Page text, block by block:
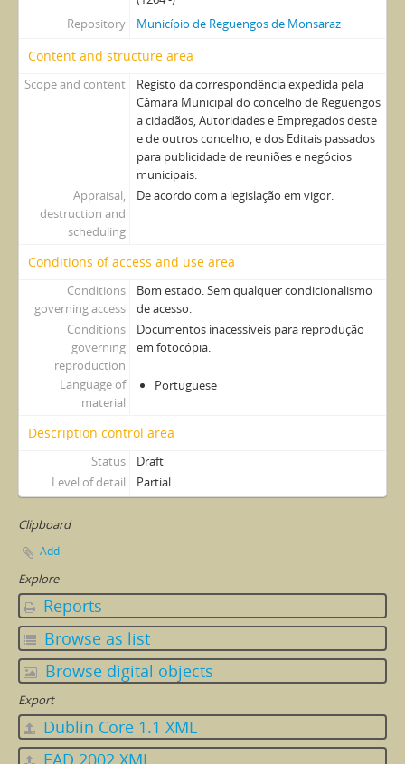
Repository
Município de Reguengos de Monsaraz
Content and structure area
Scope and content
Registo da correspondência expedida pela
Câmara Municipal do concelho de Reguengos
a cidadãos, Autoridades e Empregados deste
e de outros concelho, e dos Editais passados
para publicidade de reuniões e negócios
municipais.
Appraisal,
destruction and
scheduling
De acordo com a legislação em vigor.
Conditions of access and use area
Conditions
governing access
Bom estado. Sem qualquer condicionalismo
de acesso.
Conditions
governing
reproduction
Documentos inacessíveis para reprodução
em fotocópia.
Language of
material
Portuguese
Description control area
Status
Draft
Level of detail
Partial
Clipboard
Add
Explore
Reports
Browse as list
Browse digital objects
Export
Dublin Core 1.1 XML
EAD 2002 XML